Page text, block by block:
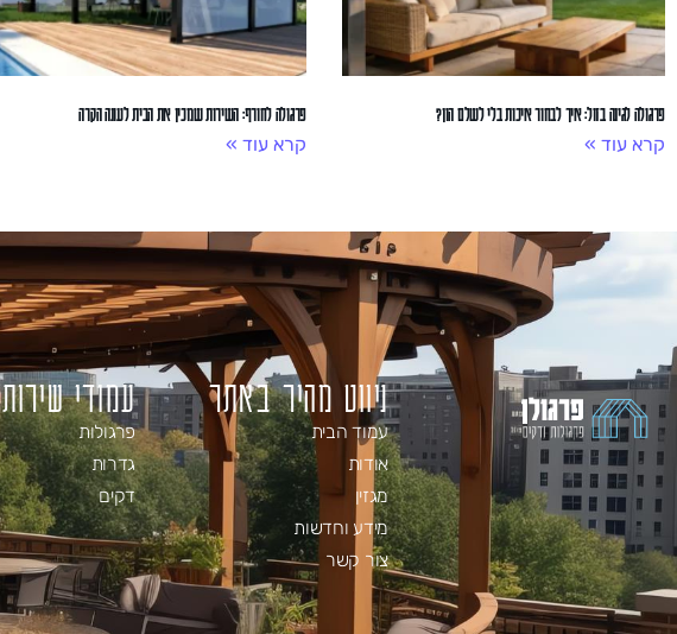
פרגולה לגינה בזול: איך לבחור איכות בלי לשלם הון?
קרא עוד »
פרגולה לחורף: השירות שמכין את הבית לעונה הקרה
קרא עוד »
ניווט מהיר באתר
עמוד הבית
אודות
מגזין
מידע וחדשות
צור קשר
עמודי שירות
פרגולות
גדרות
דקים